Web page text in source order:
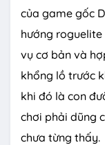
của game gốc
hướng
vụ cơ bản và
khổng lồ trước
khi đó là con
chơi phải dũng
chưa từng thấy.